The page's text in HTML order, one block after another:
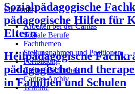
Sozialpädagogische
pädagogische Hilfen für
Eltern
Heilpädagogische
pädagogische und
in Familien und Schulen
Für Profis
Arbeiten bei der Caritas
Soziale Berufe
Fachthemen
Stellungnahmen und Positionen
Fortbildung
Caritas-Bibliothek
Caritas-Archiv
Termine